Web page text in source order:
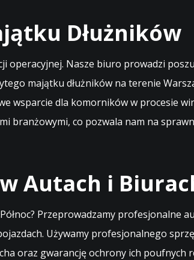
Dłużników
operacyjnej. Nasze biuro prowadzi
majątku dłużników na terenie
wsparcie dla komorników w procesie
branżowymi, co pozwala nam na
Autach i
Przeprowadzamy profesjonalne
Używamy profesjonalnego
oraz gwarancję ochrony ich poufnych